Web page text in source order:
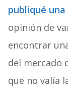
publiqué
opinión de
encontrar
del mercado
que no valía